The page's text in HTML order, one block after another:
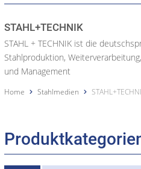
STAHL+TECHNIK
STAHL + TECHNIK ist die
Stahlproduktion,
und Management
Home Stahlmedien